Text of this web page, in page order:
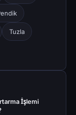
Tuzla
İşlemi